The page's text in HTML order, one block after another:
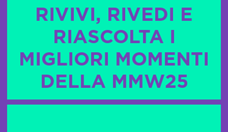
RIVIVI, RIVEDI E
RIASCOLTA I
MIGLIORI MOMENTI
DELLA MMW25